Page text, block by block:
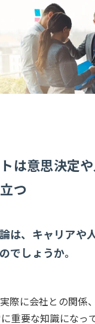
は意思決定
つ
は、キャリアや
でしょうか。
際に会社との関係
重要な知識になっ